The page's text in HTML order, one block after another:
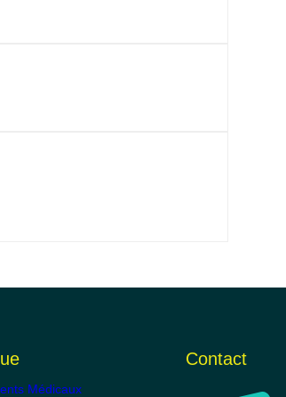
Médicaux
Contact